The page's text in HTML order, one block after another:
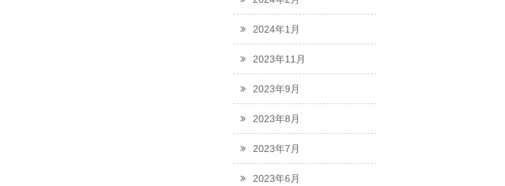
2024年1月
2023年11月
2023年9月
2023年8月
2023年7月
2023年6月